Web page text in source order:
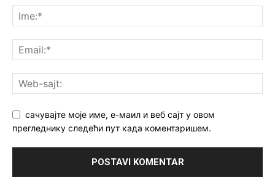
сачувајте моје име, е-маил и веб сајт у овом
прегледнику следећи пут када коментаришем.